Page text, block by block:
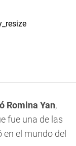
Romina Yan,
fue una de las
el mundo del